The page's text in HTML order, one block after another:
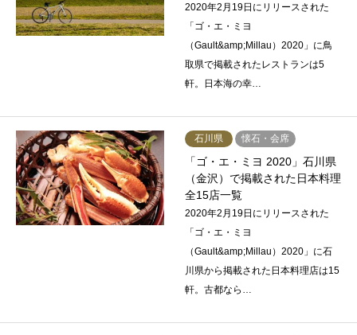
2020年2月19日にリリースされた
「ゴ・エ・ミヨ
（Gault&amp;Millau）2020」に鳥
取県で掲載されたレストランは5
軒。日本海の幸…
石川県 懐石・会席
「ゴ・エ・ミヨ 2020」石川県
（金沢）で掲載された日本料理
全15店一覧
2020年2月19日にリリースされた
「ゴ・エ・ミヨ
（Gault&amp;Millau）2020」に石
川県から掲載された日本料理店は15
軒。古都なら…